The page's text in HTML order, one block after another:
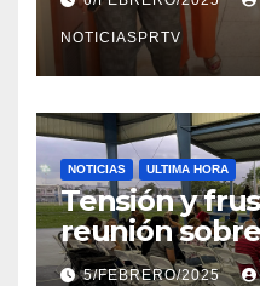
en Mayagüez
NOTICIASPRTV
NOTICIAS ULTIMA HORA
Tensión y
reunión
Reparto
5/FEBRERO/2025